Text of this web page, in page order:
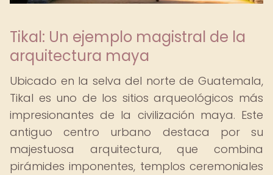
Tikal: Un ejemplo magistral de la
arquitectura maya
Ubicado en la selva del norte de Guatemala,
Tikal es uno de los sitios arqueológicos más
impresionantes de la civilización maya. Este
antiguo centro urbano destaca por su
majestuosa arquitectura, que combina
pirámides imponentes, templos ceremoniales